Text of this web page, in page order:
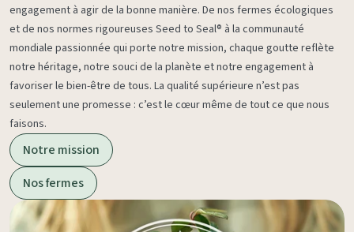
engagement à agir de la bonne manière. De nos fermes écologiques
et de nos normes rigoureuses Seed to Seal® à la communauté
mondiale passionnée qui porte notre mission, chaque goutte reflète
notre héritage, notre souci de la planète et notre engagement à
favoriser le bien-être de tous. La qualité supérieure n’est pas
seulement une promesse : c’est le cœur même de tout ce que nous
faisons.
Notre mission
Nos fermes